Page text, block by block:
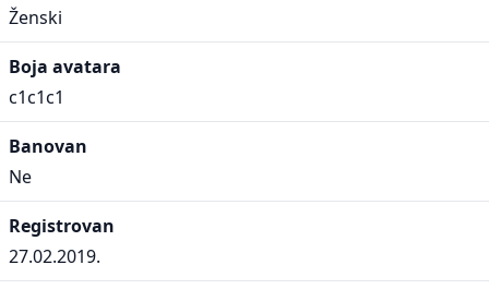
Ženski
Boja avatara
c1c1c1
Banovan
Ne
Registrovan
27.02.2019.